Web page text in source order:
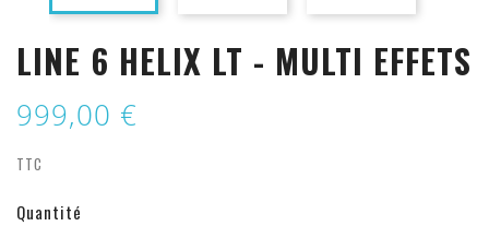
LINE 6 HELIX LT - MULTI EFFETS
999,00 €
TTC
Quantité